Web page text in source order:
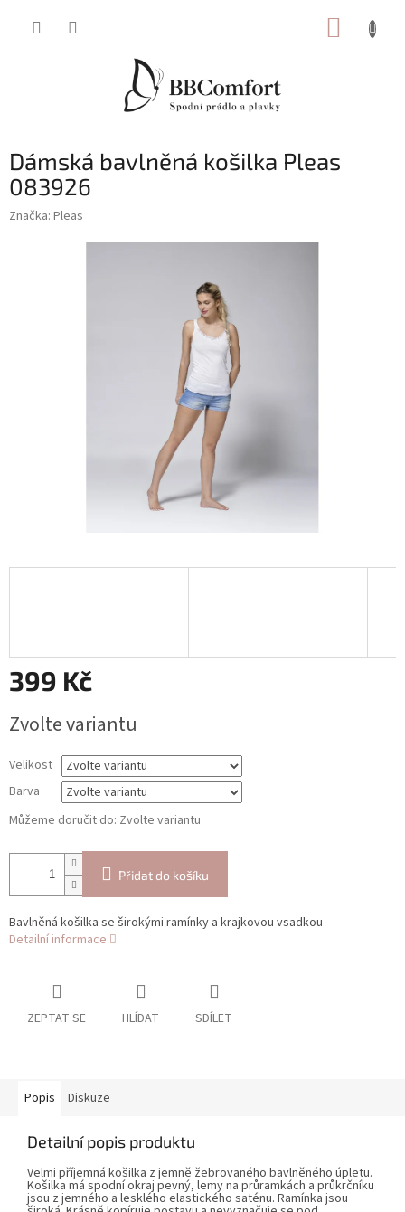
Dámská bavlněná košilka Pleas
083926
Značka: Pleas
399 Kč
cena:
Zvolte variantu
Velikost
Barva
Můžeme doručit do: Zvolte variantu
Přidat do košíku
Bavlněná košilka se širokými ramínky a krajkovou vsadkou
Detailní informace
ZEPTAT SE HLÍDAT SDÍLET
Popis Diskuze
Detailní popis produktu
Velmi příjemná košilka z jemně žebrovaného bavlněného úpletu.
Košilka má spodní okraj pevný, lemy na průramkách a průkrčníku
jsou z jemného a lesklého elastického saténu. Ramínka jsou